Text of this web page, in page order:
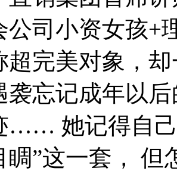
公司小资女孩+
超完美对象，
袭忘记成年以
…… 她记得自己
睭”这一套， 但